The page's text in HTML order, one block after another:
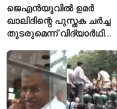
ജെഎൻയുവിൽ ഉമർ
ഖാലിദിന്റെ പുസ്തക ചർച്ച
തുടരുമെന്ന് വിദ്യാർഥി